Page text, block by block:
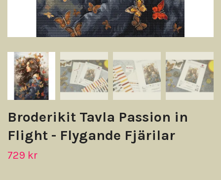
Broderikit Tavla Passion in
Flight - Flygande Fjärilar
729 kr